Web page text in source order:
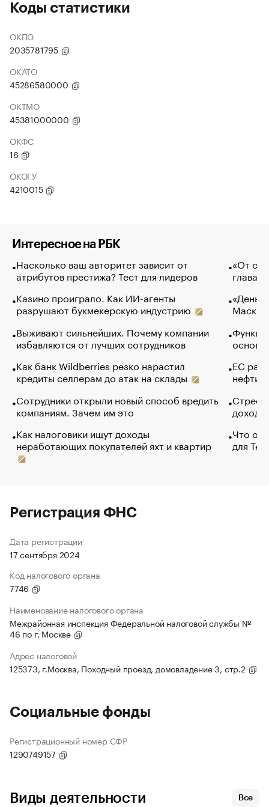
Коды статистики
ОКПО
2035781795
ОКАТО
45286580000
ОКТМО
45381000000
ОКФС
16
ОКОГУ
4210015
Интересное на РБК
Насколько ваш авторитет зависит от
атрибутов престижа? Тест для лидеров
Казино проиграло. Как ИИ-агенты
разрушают букмекерскую индустрию
Выживают сильнейших. Почему компании
избавляются от лучших сотрудников
Как банк Wildberries резко нарастил
кредиты селлерам до атак на склады
Сотрудники открыли новый способ вредить
компаниям. Зачем им это
Как налоговики ищут доходы
неработающих покупателей яхт и квартир
«От
глава
Маск в
основ
ЕС
нефти
Что
для
Регистрация ФНС
Дата регистрации
17 сентября 2024
Код налогового органа
7746
Наименование налогового органа
Межрайонная инспекция Федеральной налоговой службы №
46 по г. Москве
Адрес налоговой
125373, г.Москва, Походный проезд, домовладение 3, стр.2
Социальные фонды
Регистрационный номер СФР
1290749157
Виды деятельности Все